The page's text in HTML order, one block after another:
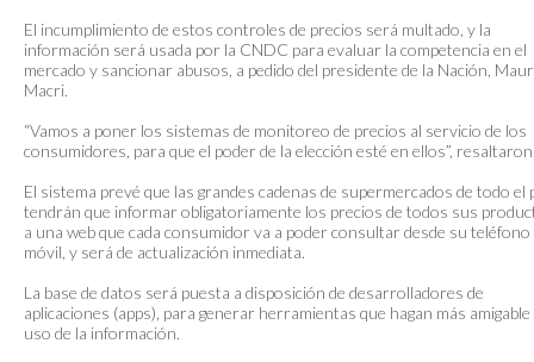
El incumplimiento de estos controles de precios será multado, y la
información será usada por la CNDC para evaluar la competencia en el
mercado y sancionar abusos, a pedido del presidente de la Nación,
Macri.
“Vamos a poner los sistemas de monitoreo de precios al servicio de los
consumidores, para que el poder de la elección esté en ellos”,
El sistema prevé que las grandes cadenas de supermercados de todo el
tendrán que informar obligatoriamente los precios de todos sus
a una web que cada consumidor va a poder consultar desde su teléfono
móvil, y será de actualización inmediata.
La base de datos será puesta a disposición de desarrolladores de
aplicaciones (apps), para generar herramientas que hagan más amigable
uso de la información.